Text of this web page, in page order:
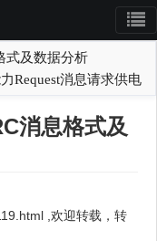
式及数据分析
Request消息请求供电
消息格式及
,欢迎转载，转